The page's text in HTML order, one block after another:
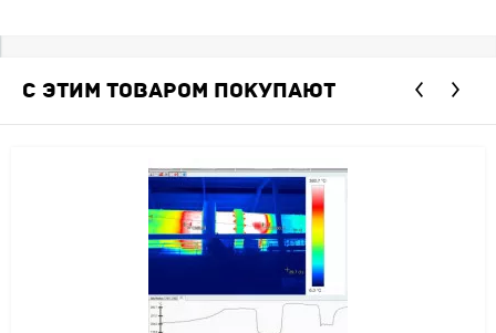
С ЭТИМ ТОВАРОМ ПОКУПАЮТ